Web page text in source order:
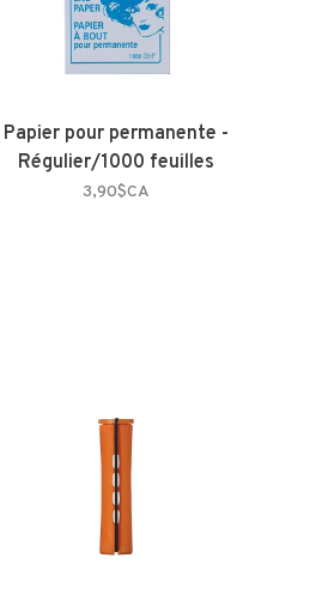
Papier pour permanente -
Régulier/1000 feuilles
3,90$CA